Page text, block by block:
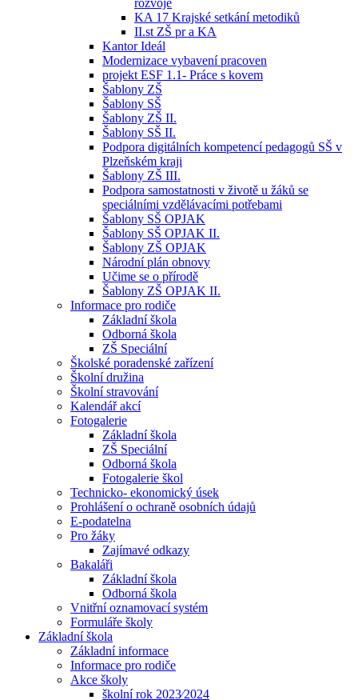
rozvoje
KA 17 Krajské setkání metodiků
II.st ZŠ pr a KA
Kantor Ideál
Modernizace vybavení pracoven
projekt ESF 1.1- Práce s kovem
Šablony ZŠ
Šablony SŠ
Šablony ZŠ II.
Šablony SŠ II.
Podpora digitálních kompetencí pedagogů SŠ v
Plzeňském kraji
Šablony ZŠ III.
Podpora samostatnosti v životě u žáků se
speciálními vzdělávacími potřebami
Šablony SŠ OPJAK
Šablony SŠ OPJAK II.
Šablony ZŠ OPJAK
Národní plán obnovy
Učime se o přírodě
Šablony ZŠ OPJAK II.
Informace pro rodiče
Základní škola
Odborná škola
ZŠ Speciální
Školské poradenské zařízení
Školní družina
Školní stravování
Kalendář akcí
Fotogalerie
Základní škola
ZŠ Speciální
Odborná škola
Fotogalerie škol
Technicko- ekonomický úsek
Prohlášení o ochraně osobních údajů
E-podatelna
Pro žáky
Zajímavé odkazy
Bakaláři
Základní škola
Odborná škola
Vnitřní oznamovací systém
Formuláře školy
Základní škola
Základní informace
Informace pro rodiče
Akce školy
školní rok 2023⁄2024